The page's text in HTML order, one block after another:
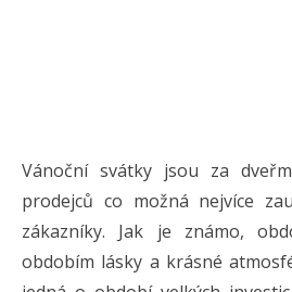
Vánoční svátky jsou za
prodejců co možná nejvíce
zákazníky. Jak je známo,
obdobím lásky a krásné